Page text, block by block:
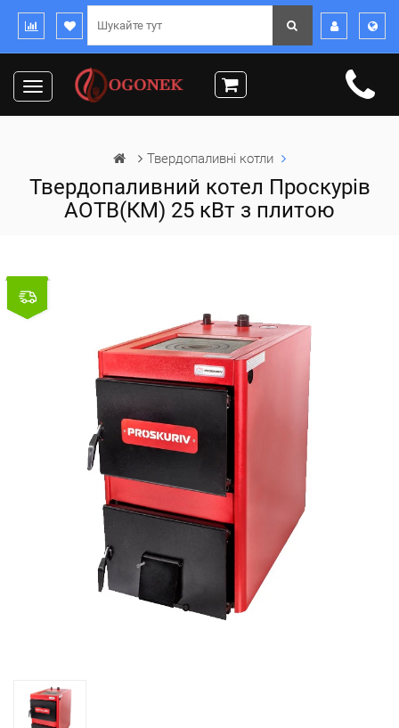
Toggle
navigation
Твердопаливні котли
Твердопаливний котел Проскурів
АОТВ(КМ) 25 кВт з плитою